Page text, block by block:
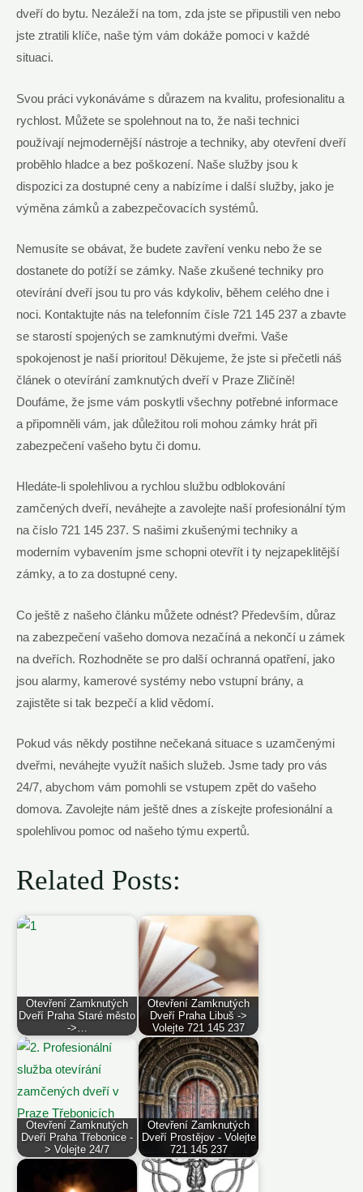
dveří do bytu. Nezáleží na tom, zda jste se připustili ven nebo
jste ztratili klíče, naše tým vám dokáže pomoci v každé
situaci.
Svou práci vykonáváme s důrazem na kvalitu, profesionalitu a
rychlost. Můžete se spolehnout na to, že naši technici
používají nejmodernější nástroje a techniky, aby otevření dveří
proběhlo hladce a bez poškození. Naše služby jsou k
dispozici za dostupné ceny a nabízíme i další služby, jako je
výměna zámků a zabezpečovacích systémů.
Nemusíte se obávat, že budete zavření venku nebo že se
dostanete do potíží se zámky. Naše zkušené techniky pro
otevírání dveří jsou tu pro vás kdykoliv, během celého dne i
noci. Kontaktujte nás na telefonním čísle 721 145 237 a zbavte
se starostí spojených se zamknutými dveřmi. Vaše
spokojenost je naší prioritou! Děkujeme, že jste si přečetli náš
článek o otevírání zamknutých dveří v Praze Zličíně!
Doufáme, že jsme vám poskytli všechny potřebné informace
a připomněli vám, jak důležitou roli mohou zámky hrát při
zabezpečení vašeho bytu či domu.
Hledáte-li spolehlivou a rychlou službu odblokování
zamčených dveří, neváhejte a zavolejte naší profesionální tým
na číslo 721 145 237. S našimi zkušenými techniky a
moderním vybavením jsme schopni otevřít i ty nejzapeklitější
zámky, a to za dostupné ceny.
Co ještě z našeho článku můžete odnést? Především, důraz
na zabezpečení vašeho domova nezačíná a nekončí u zámek
na dveřích. Rozhodněte se pro další ochranná opatření, jako
jsou alarmy, kamerové systémy nebo vstupní brány, a
zajistěte si tak bezpečí a klid vědomí.
Pokud vás někdy postihne nečekaná situace s uzamčenými
dveřmi, neváhejte využít našich služeb. Jsme tady pro vás
24/7, abychom vám pomohli se vstupem zpět do vašeho
domova. Zavolejte nám ještě dnes a získejte profesionální a
spolehlivou pomoc od našeho týmu expertů.
Related Posts:
Otevření Zamknutých
Dveří Praha Staré město
->…
Otevření Zamknutých
Dveří Praha Libuš ->
Volejte 721 145 237
Otevření Zamknutých
Dveří Praha Třebonice -
> Volejte 24/7
Otevření Zamknutých
Dveří Prostějov - Volejte
721 145 237